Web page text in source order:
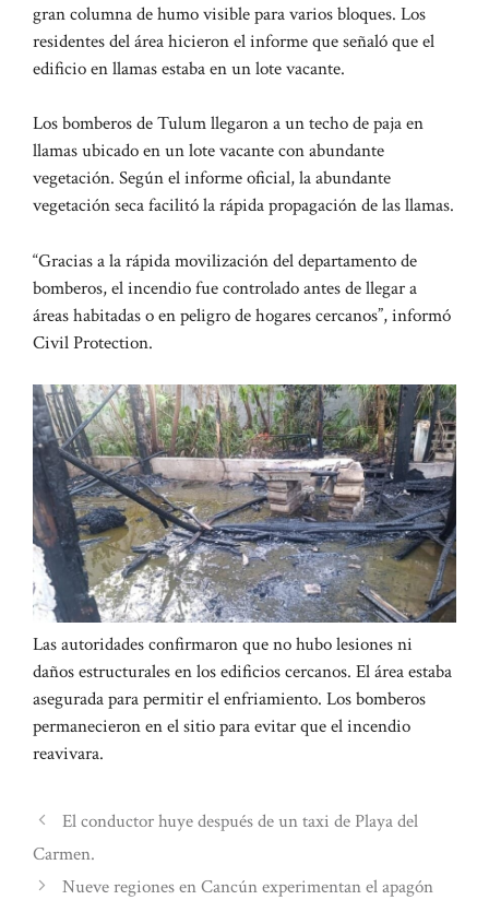
gran columna de humo visible para varios bloques. Los
residentes del área hicieron el informe que señaló que el
edificio en llamas estaba en un lote vacante.
Los bomberos de Tulum llegaron a un techo de paja en
llamas ubicado en un lote vacante con abundante
vegetación. Según el informe oficial, la abundante
vegetación seca facilitó la rápida propagación de las llamas.
“Gracias a la rápida movilización del departamento de
bomberos, el incendio fue controlado antes de llegar a
áreas habitadas o en peligro de hogares cercanos”, informó
Civil Protection.
Las autoridades confirmaron que no hubo lesiones ni
daños estructurales en los edificios cercanos. El área estaba
asegurada para permitir el enfriamiento. Los bomberos
permanecieron en el sitio para evitar que el incendio
reavivara.
El conductor huye después de un taxi de Playa del
Carmen.
Nueve regiones en Cancún experimentan el apagón